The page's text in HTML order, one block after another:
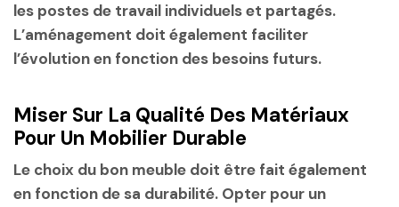
les postes de travail individuels et partagés.
L’aménagement doit également faciliter
l’évolution en fonction des besoins futurs.
Miser Sur La Qualité Des Matériaux
Pour Un Mobilier Durable
Le choix du bon meuble doit être fait également
en fonction de sa durabilité. Opter pour un